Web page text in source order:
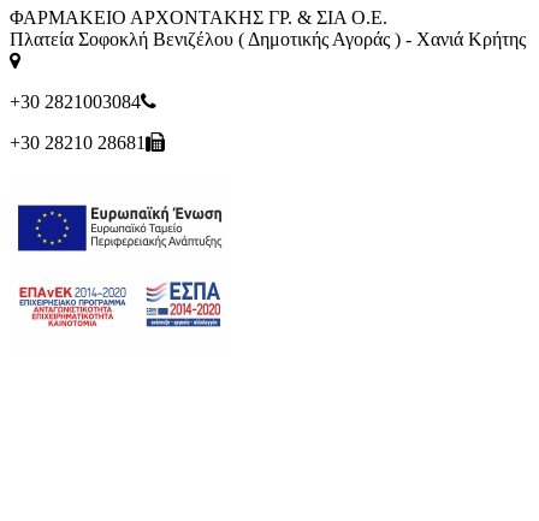
ΦΑΡΜΑΚΕΙΟ ΑΡΧΟΝΤΑΚΗΣ ΓΡ. & ΣΙΑ Ο.Ε.
Πλατεία Σοφοκλή Βενιζέλου ( Δημοτικής Αγοράς ) - Χανιά Κρήτης
+30 2821003084
+30 28210 28681